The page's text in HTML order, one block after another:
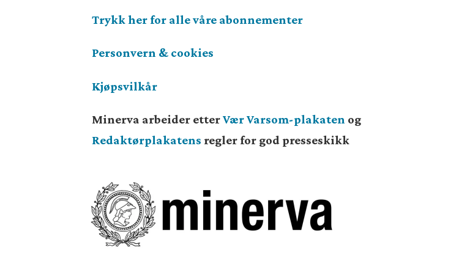
Trykk her for alle våre abonnementer
Personvern & cookies
Kjøpsvilkår
Minerva arbeider etterVær Varsom-plakaten og
Redaktørplakatens regler for god presseskikk